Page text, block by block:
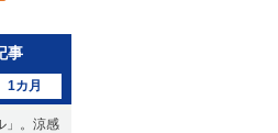
事
1カ月
」。涼感